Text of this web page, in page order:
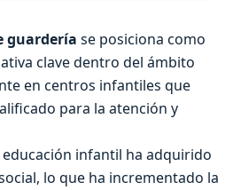
guardería se posiciona como
clave dentro del ámbito
en centros infantiles que
para la atención y
infantil ha adquirido
lo que ha incrementado la